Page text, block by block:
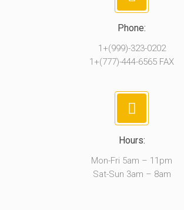
Phone:
1+(999)-323-0202
1+(777)-444-6565 FAX
Hours:
Mon-Fri 5am – 11pm
Sat-Sun 3am – 8am